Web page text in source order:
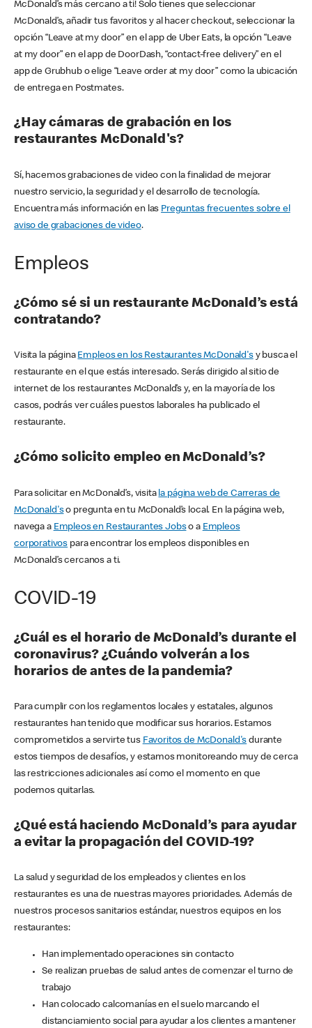
McDonald’s más cercano a ti! Solo tienes que seleccionar
McDonald’s, añadir tus favoritos y al hacer checkout, seleccionar la
opción “Leave at my door” en el app de Uber Eats, la opción “Leave
at my door” en el app de DoorDash, “contact-free delivery” en el
app de Grubhub o elige “Leave order at my door” como la ubicación
de entrega en Postmates.
¿Hay cámaras de grabación en los
restaurantes McDonald's?
Sí, hacemos grabaciones de video con la finalidad de mejorar
nuestro servicio, la seguridad y el desarrollo de tecnología.
Encuentra más información en las Preguntas frecuentes sobre el
aviso de grabaciones de video.
Empleos
¿Cómo sé si un restaurante McDonald’s está
contratando?
Visita la página Empleos en los Restaurantes McDonald'sy busca el
restaurante en el que estás interesado. Serás dirigido al sitio de
internet de los restaurantes McDonald’s y, en la mayoría de los
casos, podrás ver cuáles puestos laborales ha publicado el
restaurante.
¿Cómo solicito empleo en McDonald’s?
Para solicitar en McDonald’s, visita la página web de Carreras de
McDonald'so pregunta en tu McDonald’s local. En la página web,
navega a Empleos en Restaurantes Jobso a Empleos
corporativos para encontrar los empleos disponibles en
McDonald’s cercanos a ti.
COVID-19
¿Cuál es el horario de McDonald’s durante el
coronavirus? ¿Cuándo volverán a los
horarios de antes de la pandemia?
Para cumplir con los reglamentos locales y estatales, algunos
restaurantes han tenido que modificar sus horarios. Estamos
comprometidos a servirte tus Favoritos de McDonald's durante
estos tiempos de desafíos, y estamos monitoreando muy de cerca
las restricciones adicionales así como el momento en que
podemos quitarlas.
¿Qué está haciendo McDonald’s para ayudar
a evitar la propagación del COVID-19?
La salud y seguridad de los empleados y clientes en los
restaurantes es una de nuestras mayores prioridades. Además de
nuestros procesos sanitarios estándar, nuestros equipos en los
restaurantes:
Han implementado operaciones sin contacto
Se realizan pruebas de salud antes de comenzar el turno de
trabajo
Han colocado calcomanías en el suelo marcando el
distanciamiento social para ayudar a los clientes a mantener